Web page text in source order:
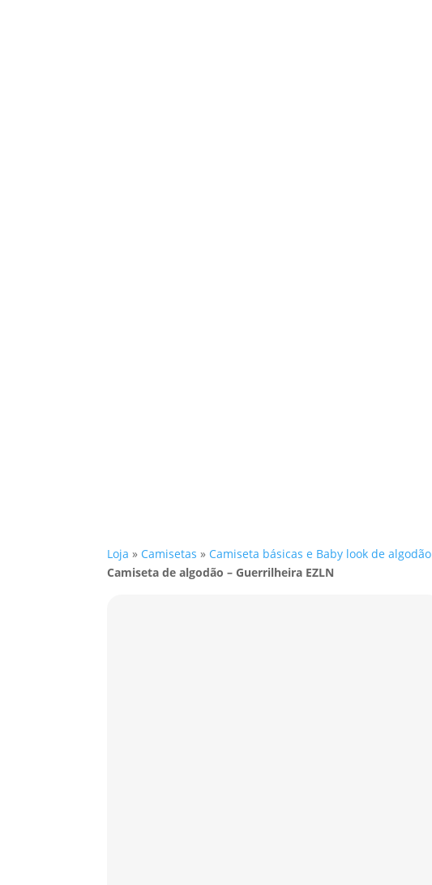
Loja » Camisetas » Camiseta básicas e Baby look de algodão
Camiseta de algodão – Guerrilheira EZLN